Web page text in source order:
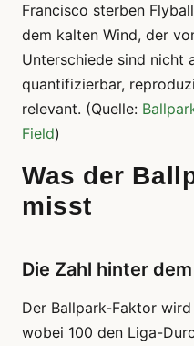
Francisco sterben
dem kalten Wind, der
Unterschiede sind nicht
quantifizierbar,
relevant. (Quelle:
Field)
Was der
misst
Die Zahl hinter
Der Ballpark-Faktor
wobei 100 den Liga-